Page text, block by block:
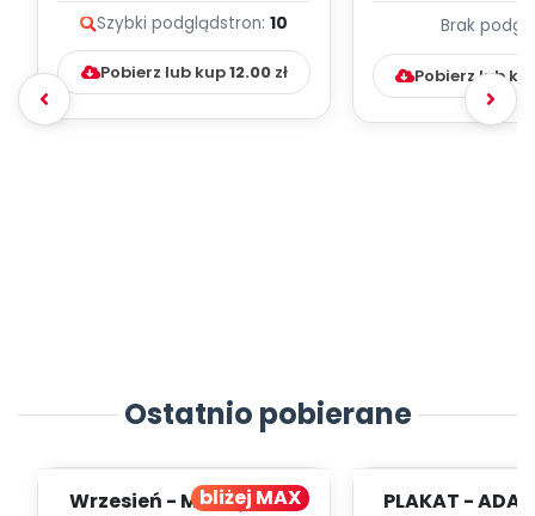
Szybki podglądstron: 10
Pobierz lub kup12.00zł
Brak
Pobierz lub
Ostatnio pobierane
bliżej MAX
Wrzesień - MIESIĘCZNY
PLAKAT -